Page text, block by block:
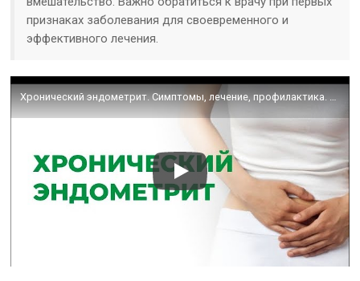
признаках заболевания для своевременного и
эффективного лечения.